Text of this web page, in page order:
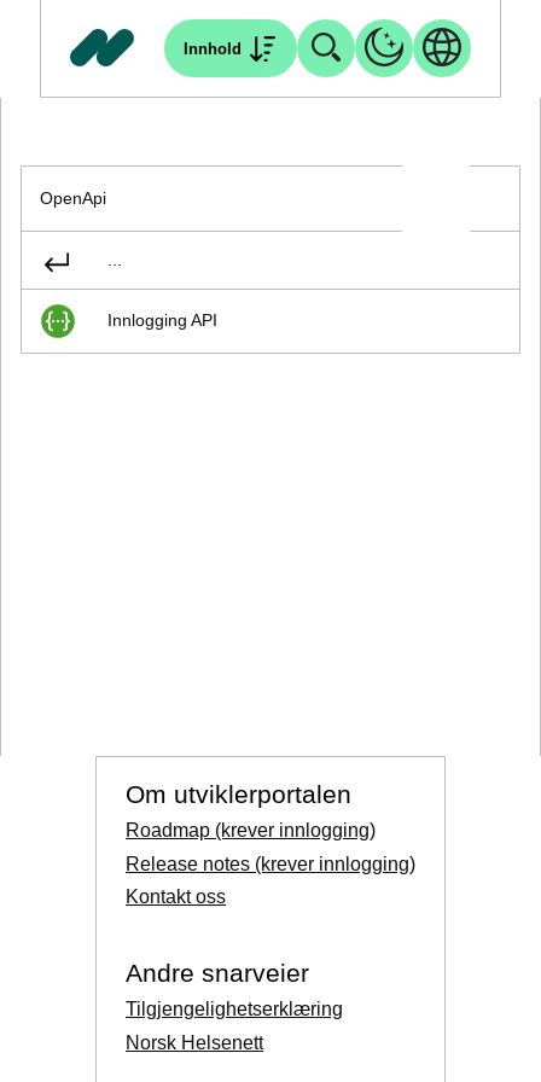
Innhold
OpenApi
Innlogging API
Om utviklerportalen
Roadmap (krever innlogging)
Release notes (krever innlogging)
Kontakt oss
Andre snarveier
Tilgjengelighetserklæring
Norsk Helsenett